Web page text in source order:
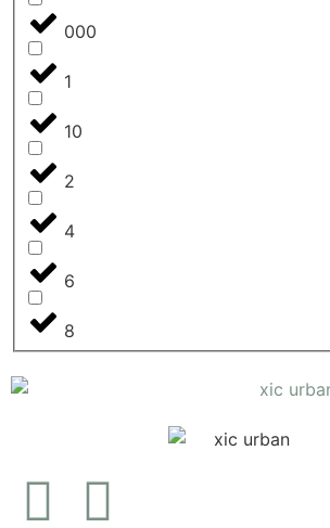
000
1
10
2
4
6
8